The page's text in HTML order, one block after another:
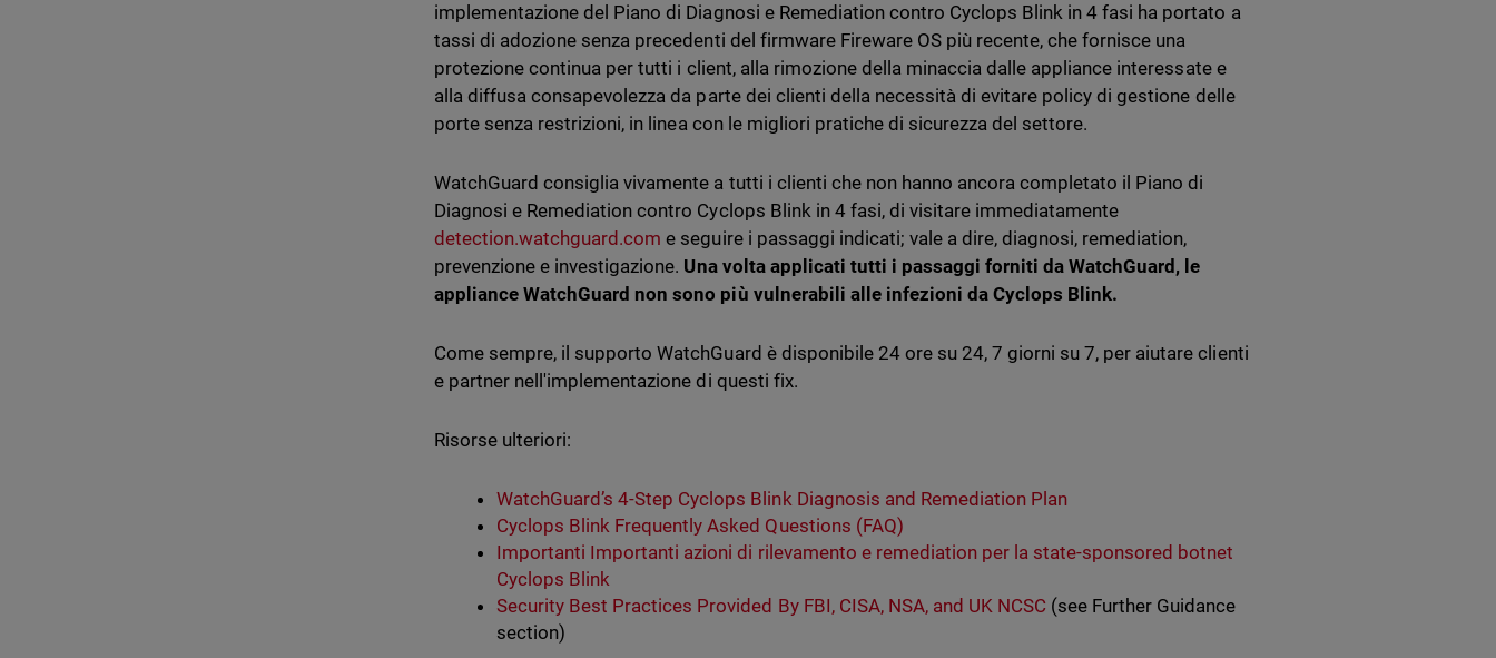
implementazione del Piano di Diagnosi e Remediation contro Cyclops Blink in 4 fasi ha portato a
tassi di adozione senza precedenti del firmware Fireware OS più recente, che fornisce una
protezione continua per tutti i client, alla rimozione della minaccia dalle appliance interessate e
alla diffusa consapevolezza da parte dei clienti della necessità di evitare policy di gestione delle
porte senza restrizioni, in linea con le migliori pratiche di sicurezza del settore.
WatchGuard consiglia vivamente a tutti i clienti che non hanno ancora completato il Piano di
Diagnosi e Remediation contro Cyclops Blink in 4 fasi, di visitare immediatamente
detection.watchguard.com e seguire i passaggi indicati; vale a dire, diagnosi, remediation,
prevenzione e investigazione. Una volta applicati tutti i passaggi forniti da WatchGuard, le
appliance WatchGuard non sono più vulnerabili alle infezioni da Cyclops Blink.
Come sempre, il supporto WatchGuard è disponibile 24 ore su 24, 7 giorni su 7, per aiutare clienti
e partner nell'implementazione di questi fix.
Risorse ulteriori:
WatchGuard’s 4-Step Cyclops Blink Diagnosis and Remediation Plan
Cyclops Blink Frequently Asked Questions (FAQ)
Importanti Importanti azioni di rilevamento e remediation per la state-sponsored botnet
Cyclops Blink
Security Best Practices Provided By FBI, CISA, NSA, and UK NCSC (see Further Guidance
section)